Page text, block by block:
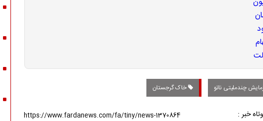
چندملیتی ناتو خاک گرجستان
خبر :